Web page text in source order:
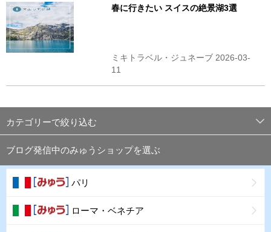
春に行きたい スイスの絶景湖3選
ミキトラベル・ジュネーブ 2026-03-
11
カテゴリーで絞り込む
ブログ発信中のみゅうショップを選ぶ
パリ
ローマ・ベネチア